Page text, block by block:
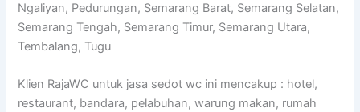
Ngaliyan, Pedurungan, Semarang Barat, Semarang Selatan,
Semarang Tengah, Semarang Timur, Semarang Utara,
Tembalang, Tugu
Klien RajaWC untuk jasa sedot wc ini mencakup : hotel,
restaurant, bandara, pelabuhan, warung makan, rumah